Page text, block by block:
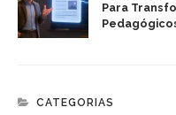
Para
CATEGORIAS